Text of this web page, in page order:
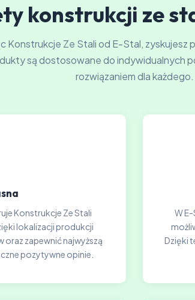
konstrukcji ze
Konstrukcje Ze Stali od E-Stal, zyskujesz
są dostosowane do indywidualnych
rozwiązaniem dla każdego.
Konstrukcje Ze Stali
lokalizacji produkcji
zapewnić najwyższą
pozytywne opinie.
W
Dzięki